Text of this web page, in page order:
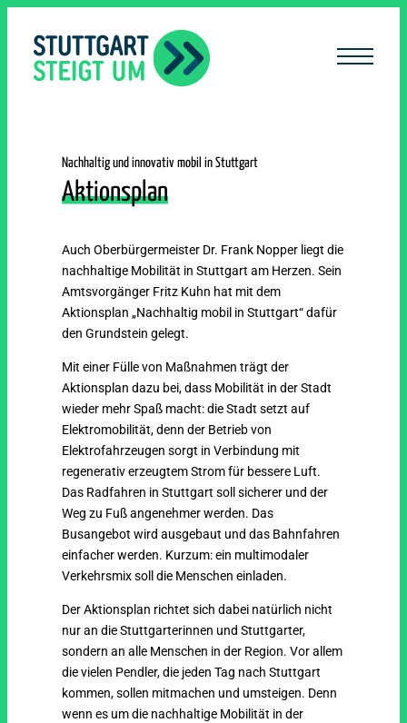
Nachhaltig und innovativ mobil in Stuttgart
Aktionsplan
Auch Oberbürgermeister Dr. Frank Nopper liegt die
nachhaltige Mobilität in Stuttgart am Herzen. Sein
Amtsvorgänger Fritz Kuhn hat mit dem
Aktionsplan „Nachhaltig mobil in Stuttgart“ dafür
den Grundstein gelegt.
Mit einer Fülle von Maßnahmen trägt der
Aktionsplan dazu bei, dass Mobilität in der Stadt
wieder mehr Spaß macht: die Stadt setzt auf
Elektromobilität, denn der Betrieb von
Elektrofahrzeugen sorgt in Verbindung mit
regenerativ erzeugtem Strom für bessere Luft.
Das Radfahren in Stuttgart soll sicherer und der
Weg zu Fuß angenehmer werden. Das
Busangebot wird ausgebaut und das Bahnfahren
einfacher werden. Kurzum: ein multimodaler
Verkehrsmix soll die Menschen einladen.
Der Aktionsplan richtet sich dabei natürlich nicht
nur an die Stuttgarterinnen und Stuttgarter,
sondern an alle Menschen in der Region. Vor allem
die vielen Pendler, die jeden Tag nach Stuttgart
kommen, sollen mitmachen und umsteigen. Denn
wenn es um die nachhaltige Mobilität in der